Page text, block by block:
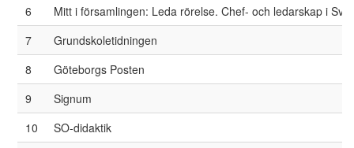
30
Nordic Journal of Religion and Society
32
Religious education
33
Scandinavian Journal of Educational Research
35
The Journal of Aesthetic Education
36
Theory and Research in Education
6
Mitt i församlingen: Leda rörelse. Chef- och ledarskap i
7
Grundskoletidningen
8
Göteborgs Posten
9
Signum
10
SO-didaktik